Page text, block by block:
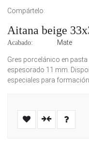
Compártelo:
Aitana beige
Acabado: Mate
Gres porcelánico en pasta
espesorado 11 mm.
especiales para